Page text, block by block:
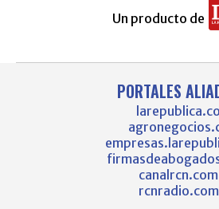
Un producto de
PORTALES
larepublica.co
canalrcn.com
rcnradio.com